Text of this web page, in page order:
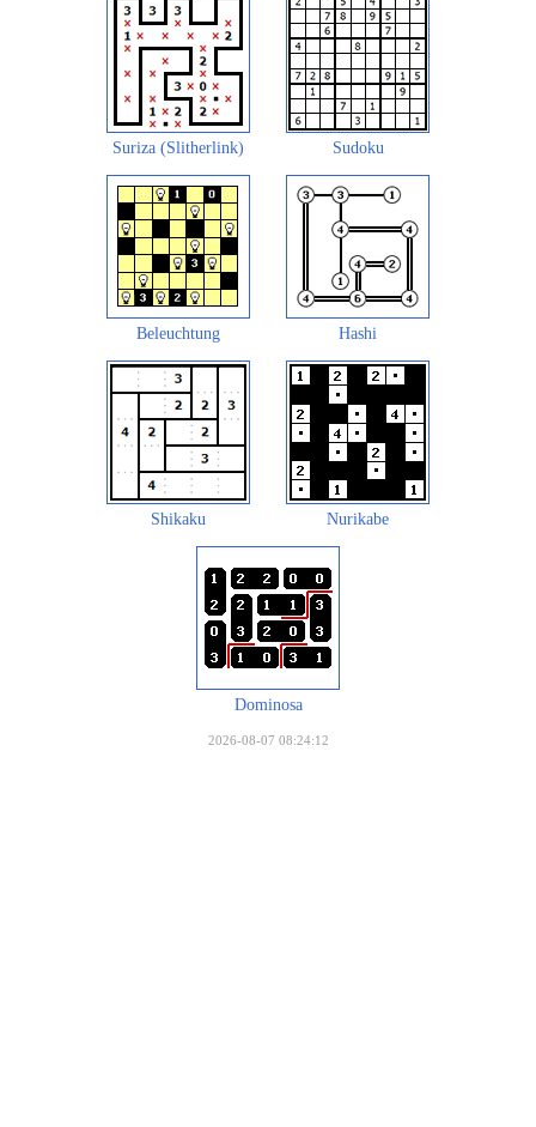
Suriza (Slitherlink) Sudoku
Beleuchtung Hashi
Shikaku Nurikabe
Dominosa
2026-08-07 08:24:12